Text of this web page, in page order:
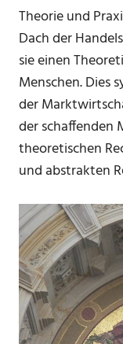
Theorie und
Dach der
sie einen
Menschen. Dies
der
der schaffenden
theoretischen
und abstrakten